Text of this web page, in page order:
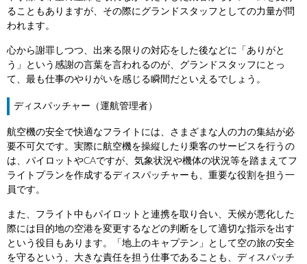
ることもありますが、その際にグランドスタッフとしての力量が問
われます。
心から謝罪しつつ、出来る限りの対応をした後などに「ありがと
う」という感謝の言葉を言われるのが、グランドスタッフにとっ
て、最も仕事のやりがいを感じる瞬間だといえるでしょう。
ディスパッチャー（運航管理者）
航空機の安全で快適なフライトには、さまざまな人の力の集結が必
要不可欠です。実際に航空機を操縦したり乗客のサービスを行うの
は、パイロットやCAですが、気象状況や機体の状況等を踏まえてフ
ライトプランを作成するディスパッチャーも、重要な役割を担う一
員です。
また、フライト中もパイロットと連携を取り合い、天候が悪化した
際には目的地の空港を変更するなどの判断をして適切な指示を出す
という役目もあります。「地上のキャプテン」として空の旅の安全
を守るという、大きな責任を担う仕事であることも、ディスパッチ